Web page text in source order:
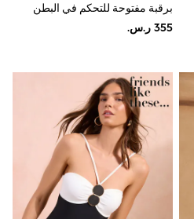
All Girls
برقبة مفتوحة للتحكم في البطن
مزينة بالخرز